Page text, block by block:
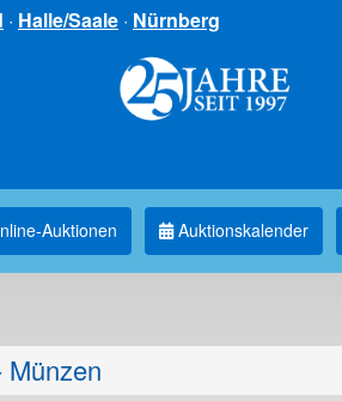
· Halle/Saale · Nürnberg
Auktionen Auktionskalender
Münzen